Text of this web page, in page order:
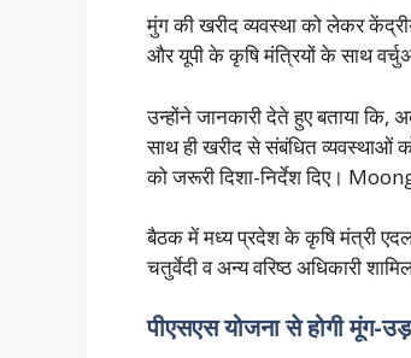
मुंग की खरीद व्यवस्था को लेकर
और यूपी के कृषि मंत्रियों के साथ
उन्होंने जानकारी देते हुए बताया
साथ ही खरीद से संबंधित व्यवस्थाओं
को जरूरी दिशा-निर्देश दिए।
बैठक में मध्य प्रदेश के कृषि मंत्री एदल
चतुर्वेदी व अन्य वरिष्ठ अधिकारी
पीएसएस योजना से होगी मूंग-